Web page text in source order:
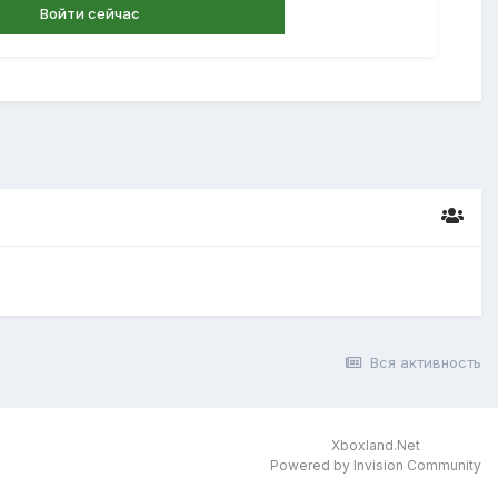
Войти сейчас
Вся активность
Xboxland.Net
Powered by Invision Community